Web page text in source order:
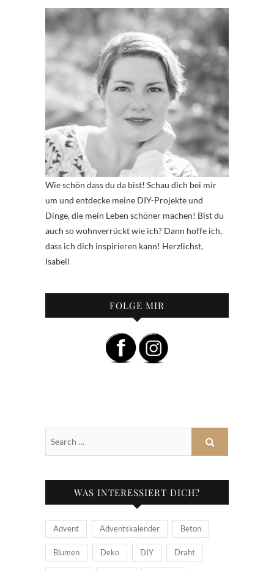
Wie schön dass du da bist! Schau dich bei mir
um und entdecke meine DIY-Projekte und
Dinge, die mein Leben schöner machen! Bist du
auch so wohnverrückt wie ich? Dann hoffe ich,
dass ich dich inspirieren kann! Herzlichst,
Isabell
FOLGE MIR
WAS INTERESSIERT DICH?
Advent Adventskalender Beton
Blumen Deko DIY Draht